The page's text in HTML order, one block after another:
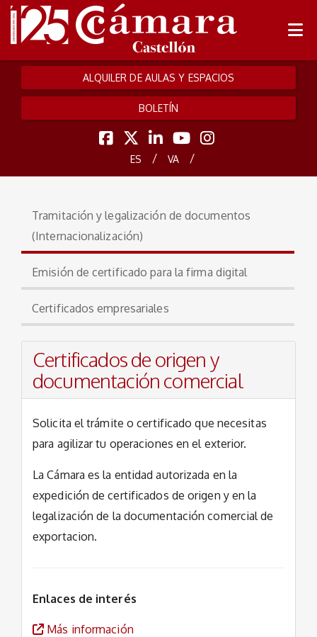
ALQUILER DE AULAS Y ESPACIOS
BOLETÍN
ES / VA /
Tramitación y legalización de documentos
(Internacionalización)
Emisión de certificado para la firma digital
Certificados empresariales
Certificados de origen y
documentación comercial
Solicita el trámite o certificado que necesitas
para agilizar tu operaciones en el exterior.
La Cámara es la entidad autorizada en la
expedición de certificados de origen y en la
legalización de la documentación comercial de
exportacion.
Enlaces de interés
Más información